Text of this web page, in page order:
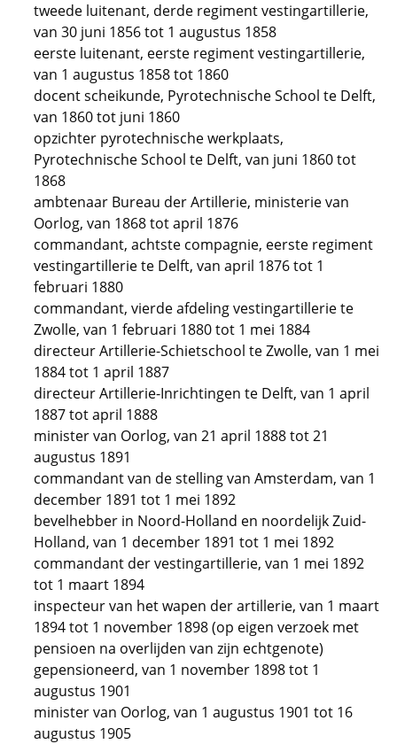
tweede luitenant, derde regiment vestingartillerie,
van 30 juni 1856 tot 1 augustus 1858
eerste luitenant, eerste regiment vestingartillerie,
van 1 augustus 1858 tot 1860
docent scheikunde, Pyrotechnische School te Delft,
van 1860 tot juni 1860
opzichter pyrotechnische werkplaats,
Pyrotechnische School te Delft, van juni 1860 tot
1868
ambtenaar Bureau der Artillerie, ministerie van
Oorlog, van 1868 tot april 1876
commandant, achtste compagnie, eerste regiment
vestingartillerie te Delft, van april 1876 tot 1
februari 1880
commandant, vierde afdeling vestingartillerie te
Zwolle, van 1 februari 1880 tot 1 mei 1884
directeur Artillerie-Schietschool te Zwolle, van 1 mei
1884 tot 1 april 1887
directeur Artillerie-Inrichtingen te Delft, van 1 april
1887 tot april 1888
minister van Oorlog, van 21 april 1888 tot 21
augustus 1891
commandant van de stelling van Amsterdam, van 1
december 1891 tot 1 mei 1892
bevelhebber in Noord-Holland en noordelijk Zuid-
Holland, van 1 december 1891 tot 1 mei 1892
commandant der vestingartillerie, van 1 mei 1892
tot 1 maart 1894
inspecteur van het wapen der artillerie, van 1 maart
1894 tot 1 november 1898 (op eigen verzoek met
pensioen na overlijden van zijn echtgenote)
gepensioneerd, van 1 november 1898 tot 1
augustus 1901
minister van Oorlog, van 1 augustus 1901 tot 16
augustus 1905